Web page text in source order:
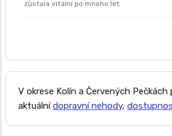
zůstala vitální po mnoho let.
V okrese Kolín a Červených Pečkách
aktuálnídopravní nehody,